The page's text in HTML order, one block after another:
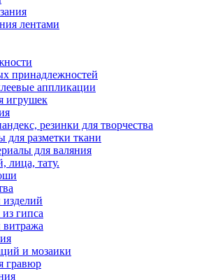
лентами
принадлежностей
аппликации
игрушек
резинки для творчества
для разметки ткани
для валяния
лица, тату.
гипса
и мозаики
гравюр